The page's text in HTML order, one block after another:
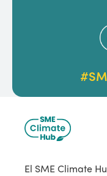
El SME Climate